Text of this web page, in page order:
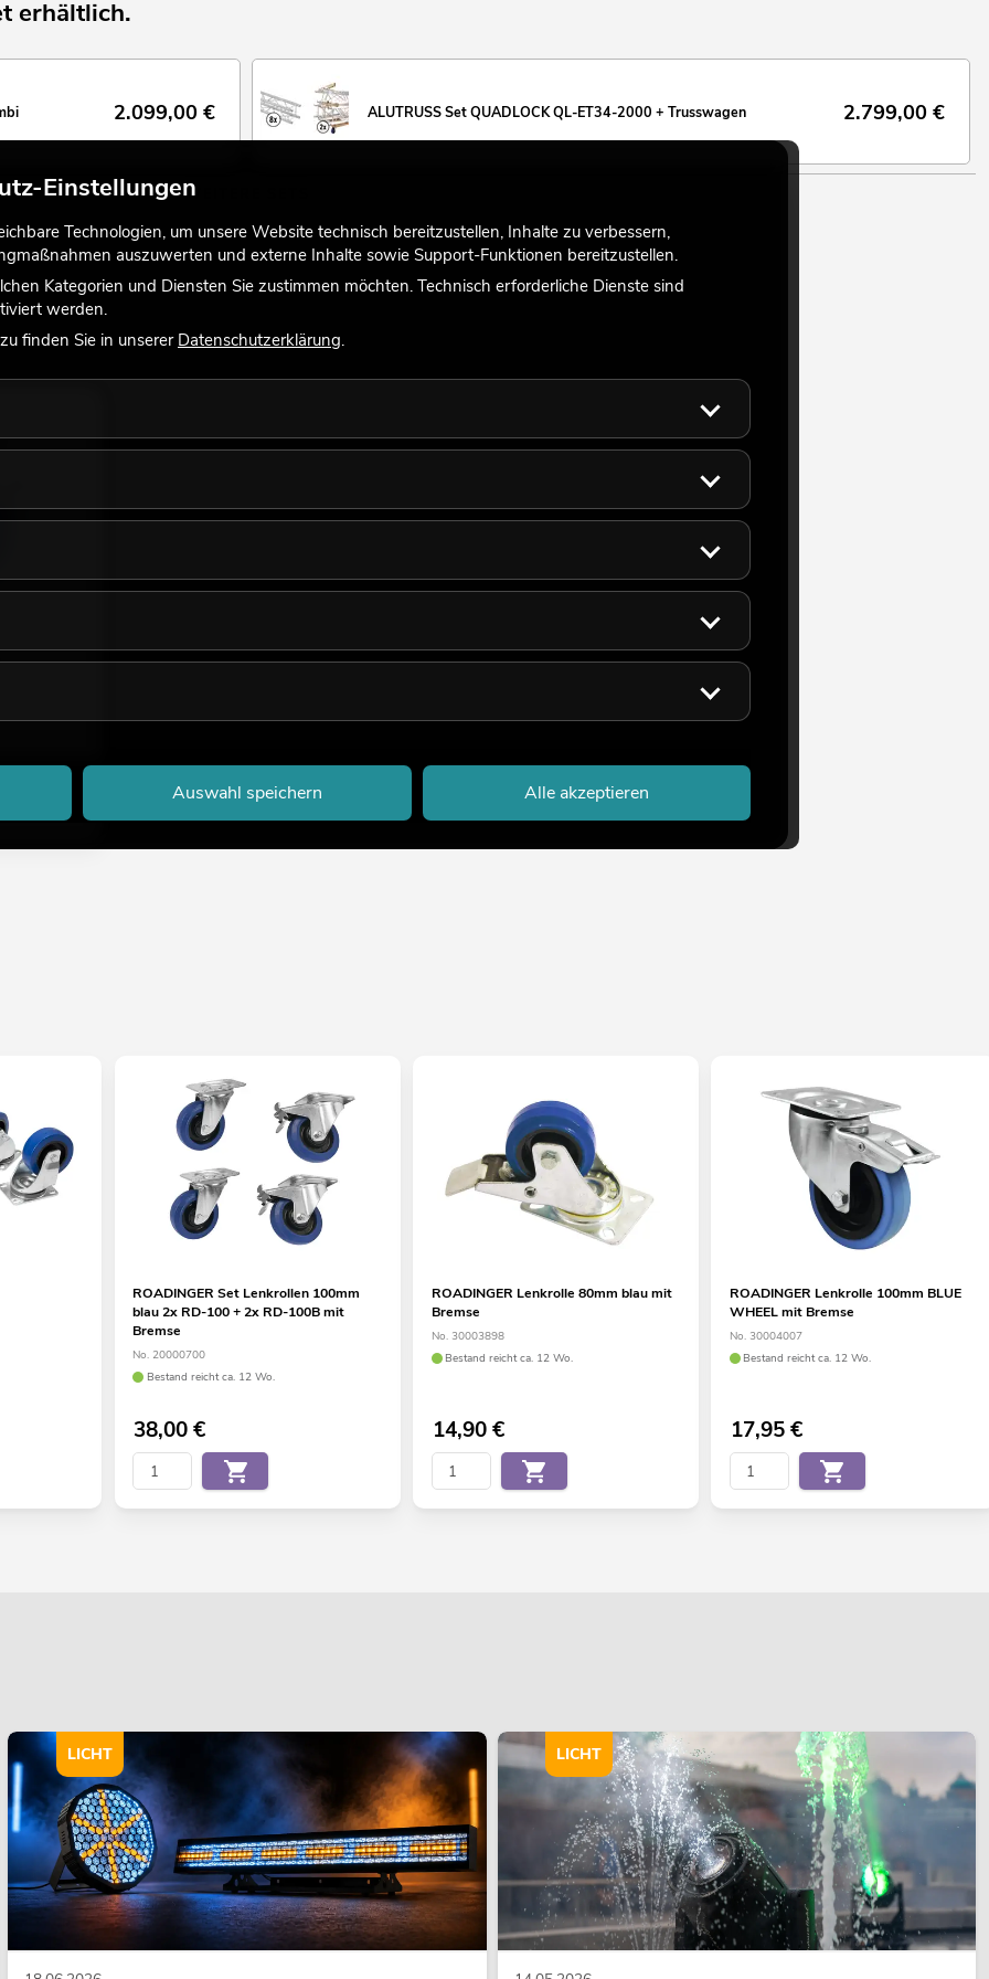
erhältlich.
2.099,00 € ALUTRUSS Set QUADLOCK QL-ET34-2000 + Trusswagen 2.799,00 €
WEITERE SETS
BLUE
ROADINGER Set Lenkrollen 100mm
blau 2x RD-100 + 2x RD-100B mit
Bremse
No. 20000700
Bestand reicht ca. 12 Wo.
38,00€
ROADINGER Lenkrolle 80mm blau mit
Bremse
No. 30003898
Bestand reicht ca. 12 Wo.
14,90€
ROADINGER Lenkrolle 100mm BLUE
WHEEL mit Bremse
No. 30004007
Bestand reicht ca. 12 Wo.
17,95€
LICHT LICHT
Einstellungen
Technologien, um unsere Website technisch bereitzustellen, Inhalte zu verbessern,
auszuwerten und externe Inhalte sowie Support-Funktionen bereitzustellen.
Kategorien und Diensten Sie zustimmen möchten. Technisch erforderliche Dienste sind
werden.
finden Sie in unserer Datenschutzerklärung.
Auswahl speichern Alle akzeptieren